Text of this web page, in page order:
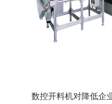
数控开料机对降低企业